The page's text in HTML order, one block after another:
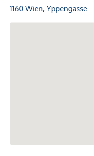
1160 Wien, Yppengasse